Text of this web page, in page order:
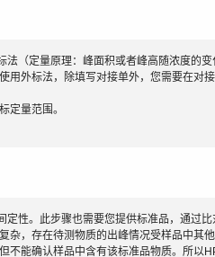
（定量原理：峰面积或者峰高随浓度的
用外标法，除填写对接单外，您需要在对
定量范围。
性。此步骤也需要您提供标准品，通过
杂，存在待测物质的出峰情况受样品中其
不能确认样品中含有该标准品物质。所以